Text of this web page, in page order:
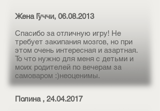
Жена Гуччи, 06.08.2013
Спасибо за отличную игру! Не
требует закипания мозгов, но при
этом очень интересная и азартная.
То что нужно для меня с детьми и
моих родителей по вечерам за
самоваром :)неоценимы.
Полина , 24.04.2017